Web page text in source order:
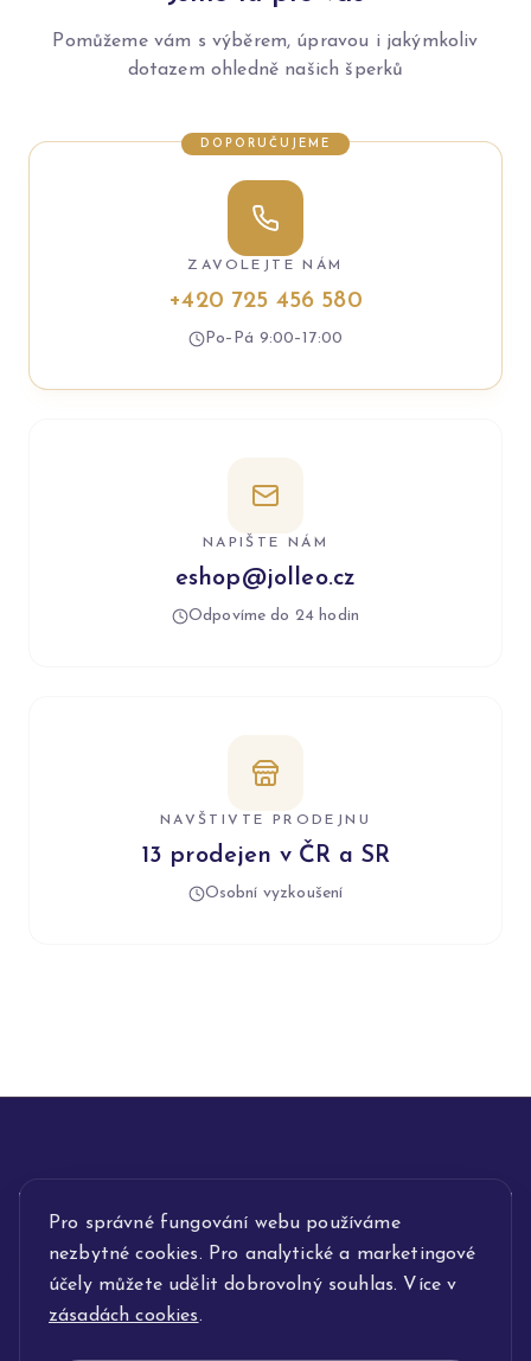
Pro správné fungování webu používáme
nezbytné cookies. Pro analytické a marketingové
účely můžete udělit dobrovolný souhlas. Více v
zásadách cookies.
Pomůžeme vám s výběrem, úpravou i jakýmkoliv
dotazem ohledně našich šperků
DOPORUČUJEME
ZAVOLEJTE NÁM
+420 725 456 580
Po–Pá 9:00–17:00
NAPIŠTE NÁM
eshop@jolleo.cz
Odpovíme do 24 hodin
NAVŠTIVTE PRODEJNU
13 prodejen v ČR a SR
Osobní vyzkoušení
INFORMACE
POPIS SLUŽEB